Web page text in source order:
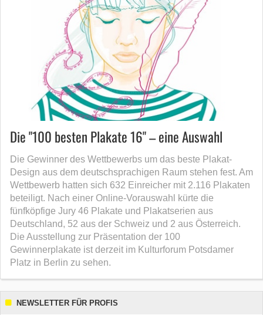
Die "100 besten Plakate 16" – eine Auswahl
Die Gewinner des Wettbewerbs um das beste Plakat-
Design aus dem deutschsprachigen Raum stehen fest. Am
Wettbewerb hatten sich 632 Einreicher mit 2.116 Plakaten
beteiligt. Nach einer Online-Vorauswahl kürte die
fünfköpfige Jury 46 Plakate und Plakatserien aus
Deutschland, 52 aus der Schweiz und 2 aus Österreich.
Die Ausstellung zur Präsentation der 100
Gewinnerplakate ist derzeit im Kulturforum Potsdamer
Platz in Berlin zu sehen.
NEWSLETTER FÜR PROFIS